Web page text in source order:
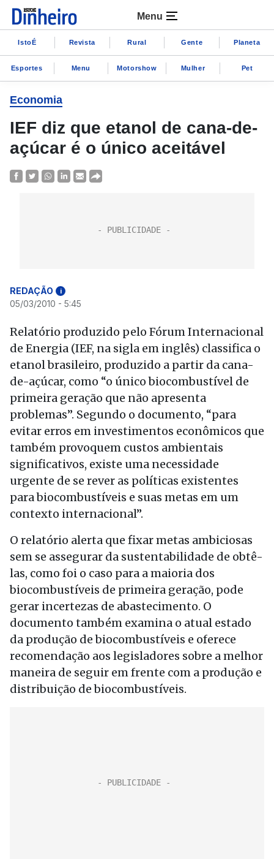
Menu
IstoÉ Revista Rural Gente Planeta
Esportes Menu Motorshow Mulher Pet
Economia
IEF diz que etanol de cana-de-
açúcar é o único aceitável
REDAÇÃO i
05/03/2010 - 5:45
Relatório produzido pelo Fórum Internacional
de Energia (IEF, na sigla em inglês) classifica o
etanol brasileiro, produzido a partir da cana-
de-açúcar, como “o único biocombustível de
primeira geração que não apresenta
problemas”. Segundo o documento, “para
evitar erros em investimentos econômicos que
também provoquem custos ambientais
significativos, existe uma necessidade
urgente de se rever as políticas existentes
para biocombustíveis e suas metas em um
contexto internacional”.
O relatório alerta que fixar metas ambiciosas
sem se assegurar da sustentabilidade de obtê-
las, como foi o caso para a maioria dos
biocombustíveis de primeira geração, pode
gerar incertezas de abastecimento. O
documento também examina o atual estado
da produção de biocombustíveis e oferece
recomendação aos legisladores sobre a melhor
maneira de seguir em frente com a produção e
distribuição de biocombustíveis.